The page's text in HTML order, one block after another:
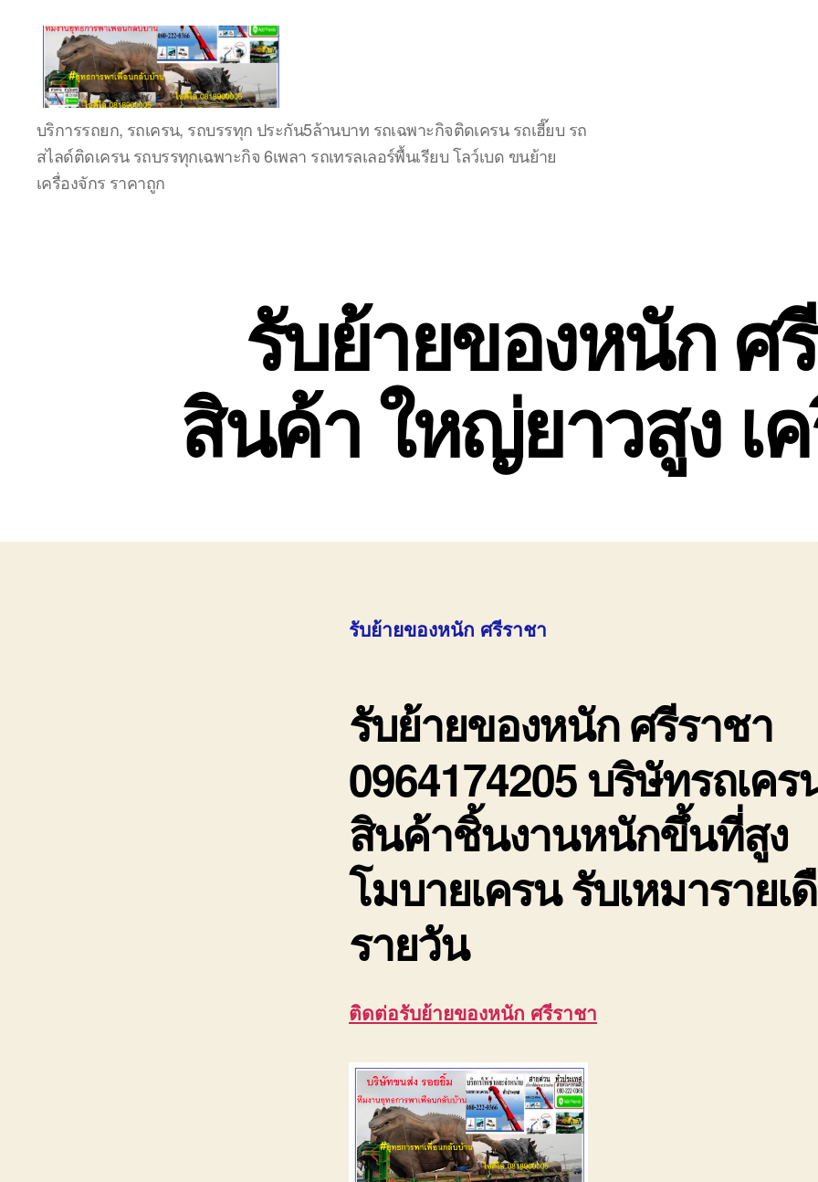
ชลบุรี
รถ
เครน
ยก
ของ
บริการรถยก, รถเครน, รถบรรทุก ประกัน5ล้านบาท รถเฉพาะกิจติดเครน รถเฮี๊ยบ รถ
สไลด์ติดเครน รถบรรทุกเฉพาะกิจ 6เพลา รถเทรลเลอร์พื้นเรียบ โลว์เบด ขนย้าย
เครื่องจักร ราคาถูก
รับย้ายของหนัก ศ
สินค้า ใหญ่ยาวสูง เ
รับย้ายของหนัก ศรีราชา
รับย้ายของหนัก ศรีราชา
0964174205 บริษัทรถเค
สินค้าชิ้นงานหนักขึ้นที่สูง
โมบายเครน รับเหมารายเ
รายวัน
ติดต่อรับย้ายของหนัก ศรีราชา